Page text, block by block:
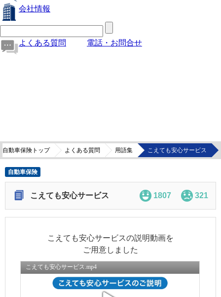
会社情報
よくある質問 電話・お問合せ
自動車保険トップ よくある質問 用語集 こえても安心サービス
自動車保険
こえても安心サービス 1807 321
こえても安心サービスの説明動画を
ご用意しました